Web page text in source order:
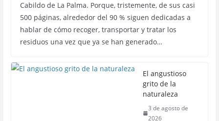
Cabildo de La Palma. Porque, tristemente, de sus casi
500 páginas, alrededor del 90 % siguen dedicadas a
hablar de cómo recoger, transportar y tratar los
residuos una vez que ya se han generado…
El angustioso
grito de la
naturaleza
3 de agosto de
2026